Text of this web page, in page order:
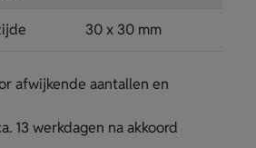
30 x 30 mm
afwijkende aantallen en
13 werkdagen na akkoord